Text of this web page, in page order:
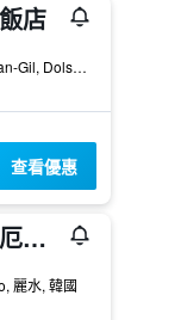
店
131, Jinduhaean-Gil, Dolsan-Eup, 麗水, 韓國
查看優惠
麗水馬蒂厄酒店
麗水, 韓國